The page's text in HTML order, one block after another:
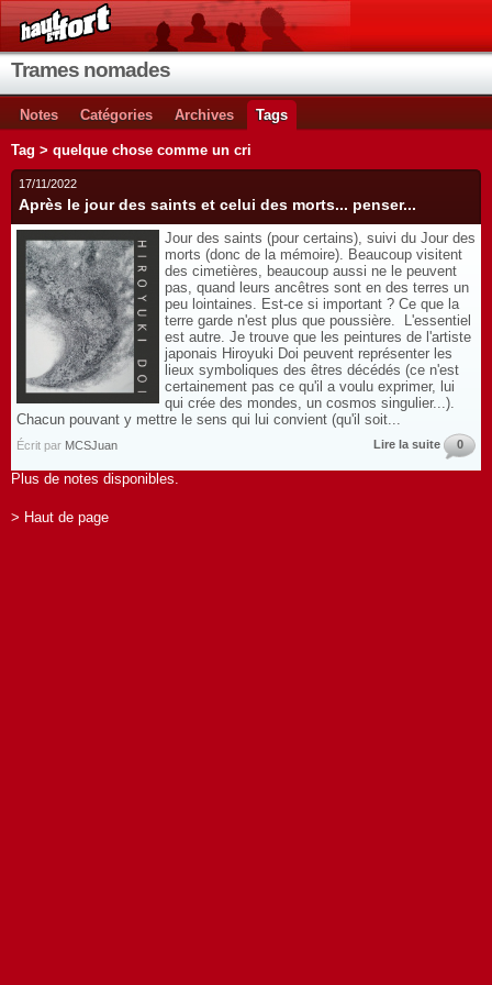
Trames nomades
Notes Catégories Archives Tags
Tag > quelque chose comme un cri
17/11/2022
Après le jour des saints et celui des morts... penser...
Jour des saints (pour certains), suivi du Jour des
morts (donc de la mémoire). Beaucoup visitent
des cimetières, beaucoup aussi ne le peuvent
pas, quand leurs ancêtres sont en des terres un
peu lointaines. Est-ce si important ? Ce que la
terre garde n'est plus que poussière. L'essentiel
est autre. Je trouve que les peintures de l'artiste
japonais Hiroyuki Doi peuvent représenter les
lieux symboliques des êtres décédés (ce n'est
certainement pas ce qu'il a voulu exprimer, lui
qui crée des mondes, un cosmos singulier...).
Chacun pouvant y mettre le sens qui lui convient (qu'il soit...
Écrit par MCSJuan Lire la suite 0
Plus de notes disponibles.
> Haut de page